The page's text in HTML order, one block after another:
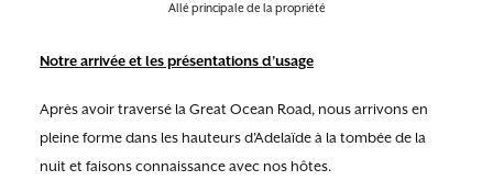
Allé principale de la propriété
Notre arrivée et les présentations d’usage
Après avoir traversé la Great Ocean Road, nous arrivons en
pleine forme dans les hauteurs d’Adelaïde à la tombée de la
nuit et faisons connaissance avec nos hôtes.